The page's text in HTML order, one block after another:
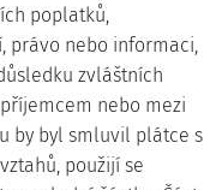
poplatků,
právo nebo informaci,
zvláštních
nebo mezi
by byl smluvil plátce s
použijí se